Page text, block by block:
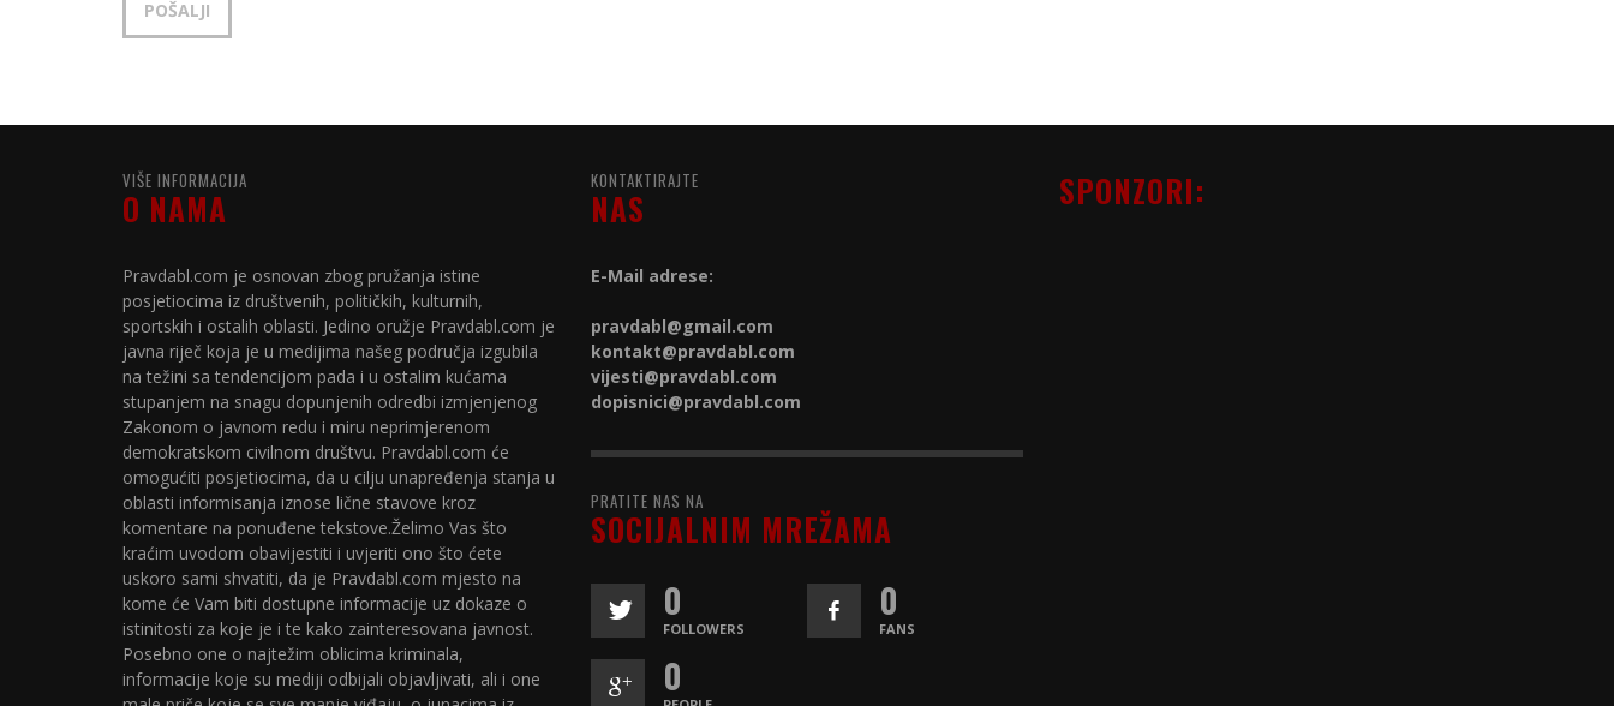
VIŠE INFORMACIJA
O NAMA
Pravdabl.com je osnovan zbog pružanja istine
posjetiocima iz društvenih, političkih, kulturnih,
sportskih i ostalih oblasti. Jedino oružje Pravdabl.com je
javna riječ koja je u medijima našeg područja izgubila
na težini sa tendencijom pada i u ostalim kućama
stupanjem na snagu dopunjenih odredbi izmjenjenog
Zakonom o javnom redu i miru neprimjerenom
demokratskom civilnom društvu. Pravdabl.com će
omogućiti posjetiocima, da u cilju unapređenja stanja u
oblasti informisanja iznose lične stavove kroz
komentare na ponuđene tekstove.Želimo Vas što
kraćim uvodom obavijestiti i uvjeriti ono što ćete
uskoro sami shvatiti, da je Pravdabl.com mjesto na
kome će Vam biti dostupne informacije uz dokaze o
istinitosti za koje je i te kako zainteresovana javnost.
Posebno one o najtežim oblicima kriminala,
informacije koje su mediji odbijali objavljivati, ali i one
KONTAKTIRAJTE
NAS
E-Mail adrese:
pravdabl@gmail.com
kontakt@pravdabl.com
vijesti@pravdabl.com
dopisnici@pravdabl.com
PRATITE NAS NA
SOCIJALNIM MREŽAMA
0
FOLLOWERS
0
FANS
0
SPONZORI: